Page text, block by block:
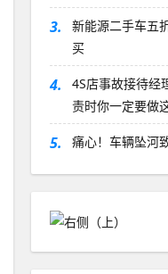
3.
新能源二手车五
买
4.
4S店事故接待经
责时你一定要做
5. 痛心！车辆坠河